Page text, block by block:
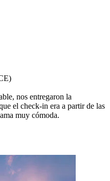
nos entregaron la
el check-in era a partir de las
muy cómoda.